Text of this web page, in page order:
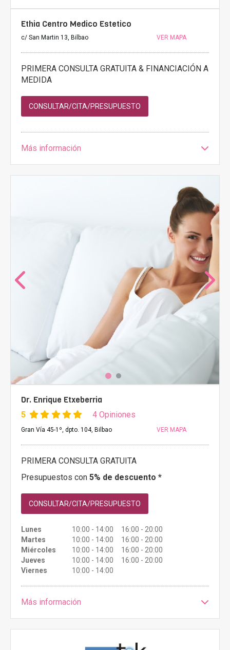
Ethia Centro Medico Estetico
c/ San Martin 13, Bilbao VER MAPA
PRIMERA CONSULTA GRATUITA & FINANCIACIÓN A
MEDIDA
CONSULTAR/CITA/PRESUPUESTO
Más información
Dr. Enrique Etxeberria
5 4 Opiniones
Gran Vía 45-1º, dpto. 104, Bilbao VER MAPA
PRIMERA CONSULTA GRATUITA
Presupuestos con 5% de descuento *
CONSULTAR/CITA/PRESUPUESTO
Lunes
10:00 - 14:00 16:00 - 20:00
Martes
10:00 - 14:00 16:00 - 20:00
Miércoles
10:00 - 14:00 16:00 - 20:00
Jueves
10:00 - 14:00 16:00 - 20:00
Viernes
10:00 - 14:00
Más información